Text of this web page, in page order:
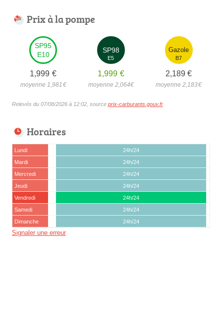
Prix à la pompe
SP95
E10
1,999 €
moyenne 1,981€
SP98
E5
1,999 €
moyenne 2,064€
Gazole
B7
2,189 €
moyenne 2,183€
Relevés du 07/08/2026 à 12:02, source prix-carburants.gouv.fr
Horaires
Lundi
24h/24
Mardi
24h/24
Mercredi
24h/24
Jeudi
24h/24
Vendredi
24h/24
Samedi
24h/24
Dimanche
24h/24
Signaler une erreur